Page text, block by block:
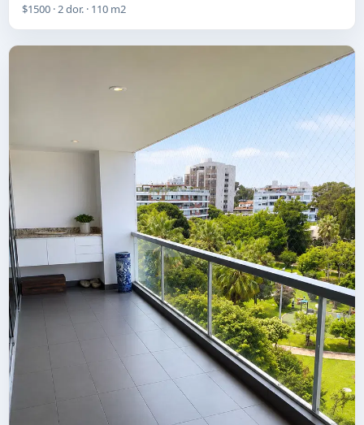
$1500 · 2 dor. · 110 m2